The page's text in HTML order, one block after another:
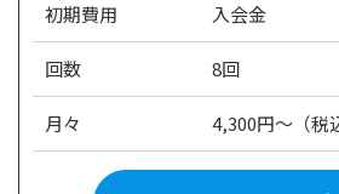
初期費用 入会金
回数 8回
月々 4,300円～（税